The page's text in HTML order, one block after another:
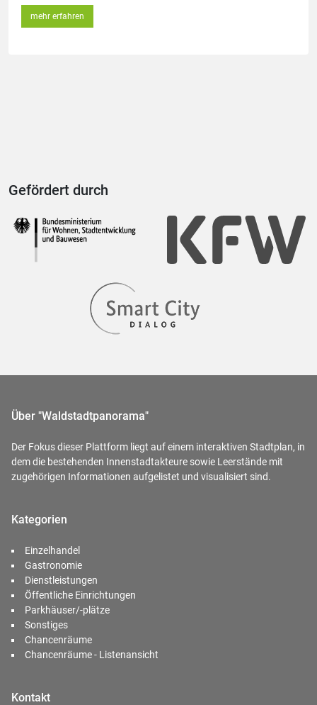
mehr erfahren
Gefördert durch
Über "Waldstadtpanorama"
Der Fokus dieser Plattform liegt auf einem interaktiven Stadtplan, in
dem die bestehenden Innenstadtakteure sowie Leerstände mit
zugehörigen Informationen aufgelistet und visualisiert sind.
Kategorien
Einzelhandel
Gastronomie
Dienstleistungen
Öffentliche Einrichtungen
Parkhäuser/-plätze
Sonstiges
Chancenräume
Chancenräume - Listenansicht
Kontakt